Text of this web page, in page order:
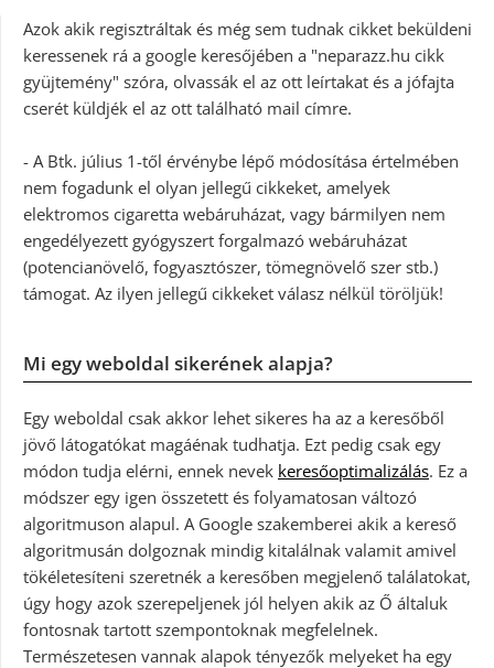
Azok akik regisztráltak és még sem tudnak cikket beküldeni
keressenek rá a google keresőjében a "neparazz.hu cikk
gyüjtemény" szóra, olvassák el az ott leírtakat és a jófajta
cserét küldjék el az ott található mail címre.
- A Btk. július 1-től érvénybe lépő módosítása értelmében
nem fogadunk el olyan jellegű cikkeket, amelyek
elektromos cigaretta webáruházat, vagy bármilyen nem
engedélyezett gyógyszert forgalmazó webáruházat
(potencianövelő, fogyasztószer, tömegnövelő szer stb.)
támogat. Az ilyen jellegű cikkeket válasz nélkül töröljük!
Mi egy weboldal sikerének alapja?
Egy weboldal csak akkor lehet sikeres ha az a keresőből
jövő látogatókat magáénak tudhatja. Ezt pedig csak egy
módon tudja elérni, ennek nevek keresőoptimalizálás. Ez a
módszer egy igen összetett és folyamatosan változó
algoritmuson alapul. A Google szakemberei akik a kereső
algoritmusán dolgoznak mindig kitalálnak valamit amivel
tökéletesíteni szeretnék a keresőben megjelenő találatokat,
úgy hogy azok szerepeljenek jól helyen akik az Ő általuk
fontosnak tartott szempontoknak megfelelnek.
Természetesen vannak alapok tényezők melyeket ha egy